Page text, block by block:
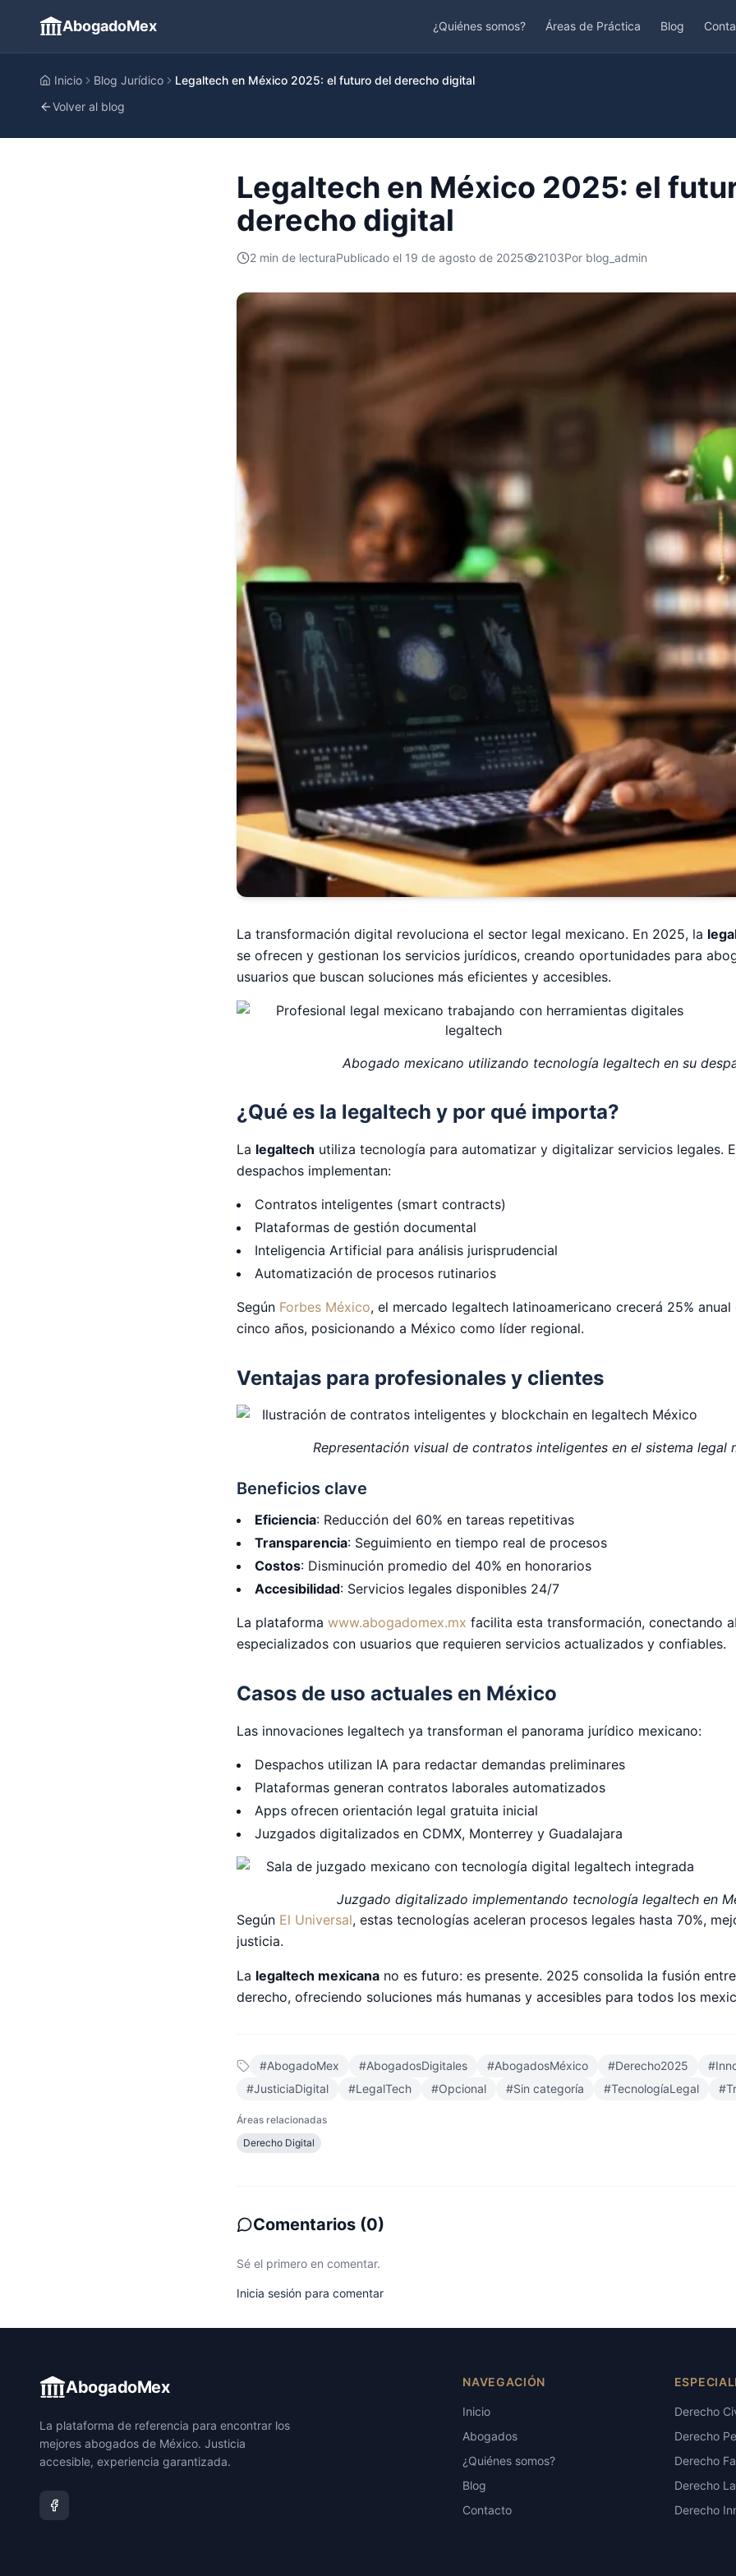
AbogadoMex ¿Quiénes somos? Áreas de Práctica Blog
Inicio Blog Jurídico
Legaltech en México 2025: el futuro del derecho digital
Volver al blog
Legaltech en México 2025: el
derecho digital
2 min de lecturaPublicado el 19 de agosto de 2025 2103Por blog_admin
La transformación digital revoluciona el sector legal mexicano. En 2025, la
se ofrecen y gestionan los servicios jurídicos, creando oportunidades para
usuarios que buscan soluciones más eficientes y accesibles.
Abogado mexicano utilizando tecnología legaltech en su
¿Qué es la legaltech y por qué importa?
La legaltech utiliza tecnología para automatizar y digitalizar servicios legales.
despachos implementan:
Contratos inteligentes (smart contracts)
Plataformas de gestión documental
Inteligencia Artificial para análisis jurisprudencial
Automatización de procesos rutinarios
Según Forbes México, el mercado legaltech latinoamericano crecerá 25%
cinco años, posicionando a México como líder regional.
Ventajas para profesionales y clientes
Representación visual de contratos inteligentes en el sistema legal
Beneficios clave
Eficiencia: Reducción del 60% en tareas repetitivas
Transparencia: Seguimiento en tiempo real de procesos
Costos: Disminución promedio del 40% en honorarios
Accesibilidad: Servicios legales disponibles 24/7
La plataforma www.abogadomex.mx facilita esta transformación, conectando
especializados con usuarios que requieren servicios actualizados y confiables.
Casos de uso actuales en México
Las innovaciones legaltech ya transforman el panorama jurídico mexicano:
Despachos utilizan IA para redactar demandas preliminares
Plataformas generan contratos laborales automatizados
Apps ofrecen orientación legal gratuita inicial
Juzgados digitalizados en CDMX, Monterrey y Guadalajara
Juzgado digitalizado implementando tecnología legaltech en
Según El Universal, estas tecnologías aceleran procesos legales hasta 70%,
justicia.
La legaltech mexicana no es futuro: es presente. 2025 consolida la fusión
derecho, ofreciendo soluciones más humanas y accesibles para todos los
#AbogadoMex #AbogadosDigitales #AbogadosMéxico #Derecho2025 #
#JusticiaDigital #LegalTech #Opcional #Sin categoría #TecnologíaLegal #
Áreas relacionadas
Derecho Digital
Comentarios (0)
Sé el primero en comentar.
Inicia sesión para comentar
AbogadoMex
La plataforma de referencia para encontrar los
mejores abogados de México. Justicia
accesible, experiencia garantizada.
NAVEGACIÓN
Inicio
Abogados
¿Quiénes somos?
Blog
Contacto
Derecho
Derecho
Derecho
Derecho
Derecho